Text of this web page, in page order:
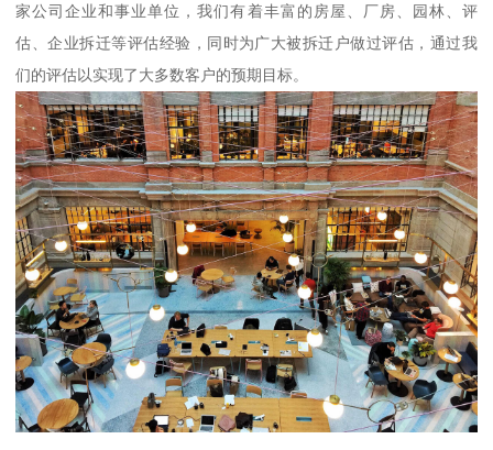
家公司企业和事业单位，我们有着丰富的房屋、厂房、园林、评
估、企业拆迁等评估经验，同时为广大被拆迁户做过评估，通过我
们的评估以实现了大多数客户的预期目标。